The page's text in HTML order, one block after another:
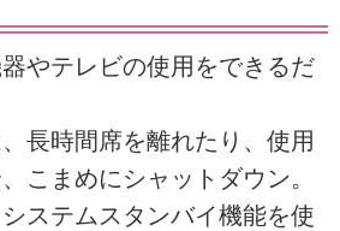
やテレビの使用をできるだ
長時間席を離れたり、使用
こまめにシャットダウン。
ステムスタンバイ機能を使